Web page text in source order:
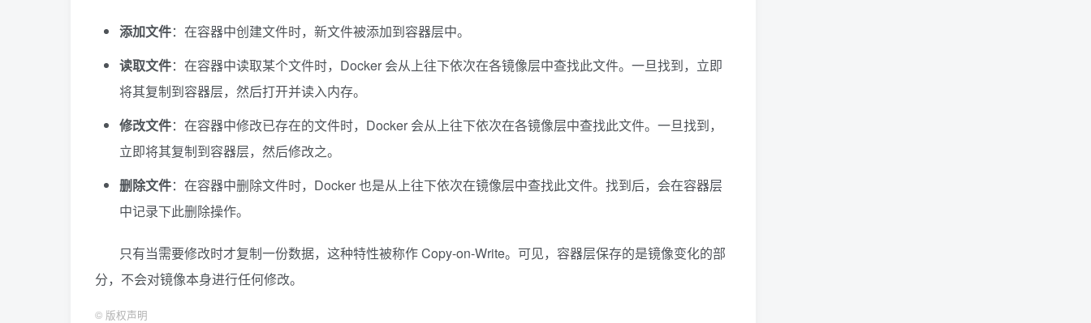
添加文件：在容器中创建文件时，新文件被添加到容器层中。
读取文件：在容器中读取某个文件时，Docker 会从上往下依次在各镜像层中查找此文件。一旦找到，立即
将其复制到容器层，然后打开并读入内存。
修改文件：在容器中修改已存在的文件时，Docker 会从上往下依次在各镜像层中查找此文件。一旦找到，
立即将其复制到容器层，然后修改之。
删除文件：在容器中删除文件时，Docker 也是从上往下依次在镜像层中查找此文件。找到后，会在容器层
中记录下此删除操作。
只有当需要修改时才复制一份数据，这种特性被称作 Copy-on-Write。可见，容器层保存的是镜像变化的部
分，不会对镜像本身进行任何修改。
© 版权声明